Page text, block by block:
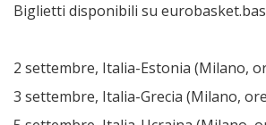
Biglietti disponibili su
2 settembre, Italia-Estonia (Milano,
3 settembre, Italia-Grecia (Milano,